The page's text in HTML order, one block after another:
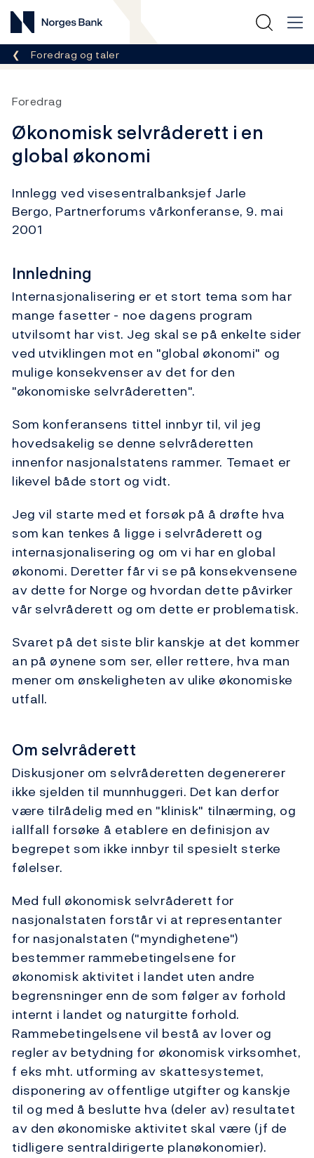
Norges Bank
Her er du nå:
Foredrag og taler
Foredrag
Økonomisk selvråderett i en
global økonomi
Innlegg ved visesentralbanksjef Jarle
Bergo, Partnerforums vårkonferanse, 9. mai
2001
Innledning
Internasjonalisering er et stort tema som har
mange fasetter - noe dagens program
utvilsomt har vist. Jeg skal se på enkelte sider
ved utviklingen mot en "global økonomi" og
mulige konsekvenser av det for den
"økonomiske selvråderetten".
Som konferansens tittel innbyr til, vil jeg
hovedsakelig se denne selvråderetten
innenfor nasjonalstatens rammer. Temaet er
likevel både stort og vidt.
Jeg vil starte med et forsøk på å drøfte hva
som kan tenkes å ligge i selvråderett og
internasjonalisering og om vi har en global
økonomi. Deretter får vi se på konsekvensene
av dette for Norge og hvordan dette påvirker
vår selvråderett og om dette er problematisk.
Svaret på det siste blir kanskje at det kommer
an på øynene som ser, eller rettere, hva man
mener om ønskeligheten av ulike økonomiske
utfall.
Om selvråderett
Diskusjoner om selvråderetten degenererer
ikke sjelden til munnhuggeri. Det kan derfor
være tilrådelig med en "klinisk" tilnærming, og
iallfall forsøke å etablere en definisjon av
begrepet som ikke innbyr til spesielt sterke
følelser.
Med full økonomisk selvråderett for
nasjonalstaten forstår vi at representanter
for nasjonalstaten ("myndighetene")
bestemmer rammebetingelsene for
økonomisk aktivitet i landet uten andre
begrensninger enn de som følger av forhold
internt i landet og naturgitte forhold.
Rammebetingelsene vil bestå av lover og
regler av betydning for økonomisk virksomhet,
f eks mht. utforming av skattesystemet,
disponering av offentlige utgifter og kanskje
til og med å beslutte hva (deler av) resultatet
av den økonomiske aktivitet skal være (jf de
tidligere sentraldirigerte planøkonomier).